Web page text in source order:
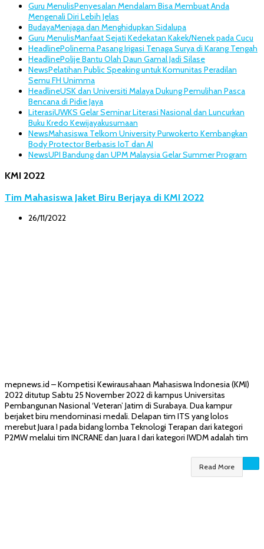
Guru MenulisPenyesalan Mendalam Bisa Membuat Anda
Mengenali Diri Lebih Jelas
BudayaMenjaga dan Menghidupkan Sidalupa
Guru MenulisManfaat Sejati Kedekatan Kakek/Nenek pada Cucu
HeadlinePolinema Pasang Irigasi Tenaga Surya di Karang Tengah
HeadlinePolije Bantu Olah Daun Gamal Jadi Silase
NewsPelatihan Public Speaking untuk Komunitas Peradilan
Semu FH Unimma
HeadlineUSK dan Universiti Malaya Dukung Pemulihan Pasca
Bencana di Pidie Jaya
LiterasiUWKS Gelar Seminar Literasi Nasional dan Luncurkan
Buku Kredo Kewijayakusumaan
NewsMahasiswa Telkom University Purwokerto Kembangkan
Body Protector Berbasis IoT dan AI
NewsUPI Bandung dan UPM Malaysia Gelar Summer Program
KMI 2022
Tim Mahasiswa Jaket Biru Berjaya di KMI 2022
26/11/2022
mepnews.id – Kompetisi Kewirausahaan Mahasiswa Indonesia (KMI)
2022 ditutup Sabtu 25 November 2022 di kampus Universitas
Pembangunan Nasional ‘Veteran’ Jatim di Surabaya. Dua kampur
berjaket biru mendominasi medali. Delapan tim ITS yang lolos
merebut Juara I pada bidang lomba Teknologi Terapan dari kategori
P2MW melalui tim INCRANE dan Juara I dari kategori IWDM adalah tim
Read More